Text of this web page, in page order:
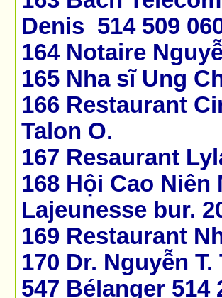
Denis 514 509
164 Notaire
165 Nha sĩ Ung
166 Restaurant
Talon O.
167 Resaurant
168 Hội Cao Niên
Lajeunesse bur.
169 Restaurant
170 Dr. Nguyễn
547 Bélanger 514